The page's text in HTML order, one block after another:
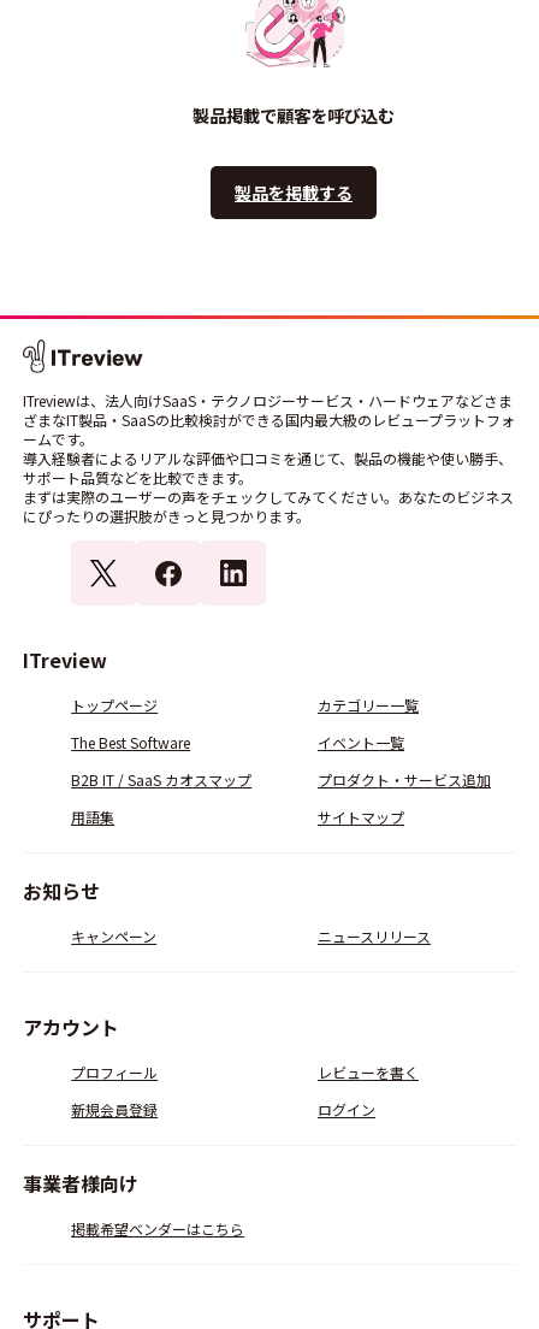
製品掲載で顧客を呼び込む
製品を掲載する
ITreviewは、法人向けSaaS・テクノロジーサービス・ハードウェアなどさま
ざまなIT製品・SaaSの比較検討ができる国内最大級のレビュープラットフォ
ームです。
導入経験者によるリアルな評価や口コミを通じて、製品の機能や使い勝手、
サポート品質などを比較できます。
まずは実際のユーザーの声をチェックしてみてください。あなたのビジネス
にぴったりの選択肢がきっと見つかります。
ITreview
トップページ
カテゴリー一覧
The Best Software
イベント一覧
B2B IT / SaaS カオスマップ
プロダクト・サービス追加
用語集
サイトマップ
お知らせ
キャンペーン ニュースリリース
アカウント
プロフィール
レビューを書く
新規会員登録
ログイン
事業者様向け
掲載希望ベンダーはこちら
サポート